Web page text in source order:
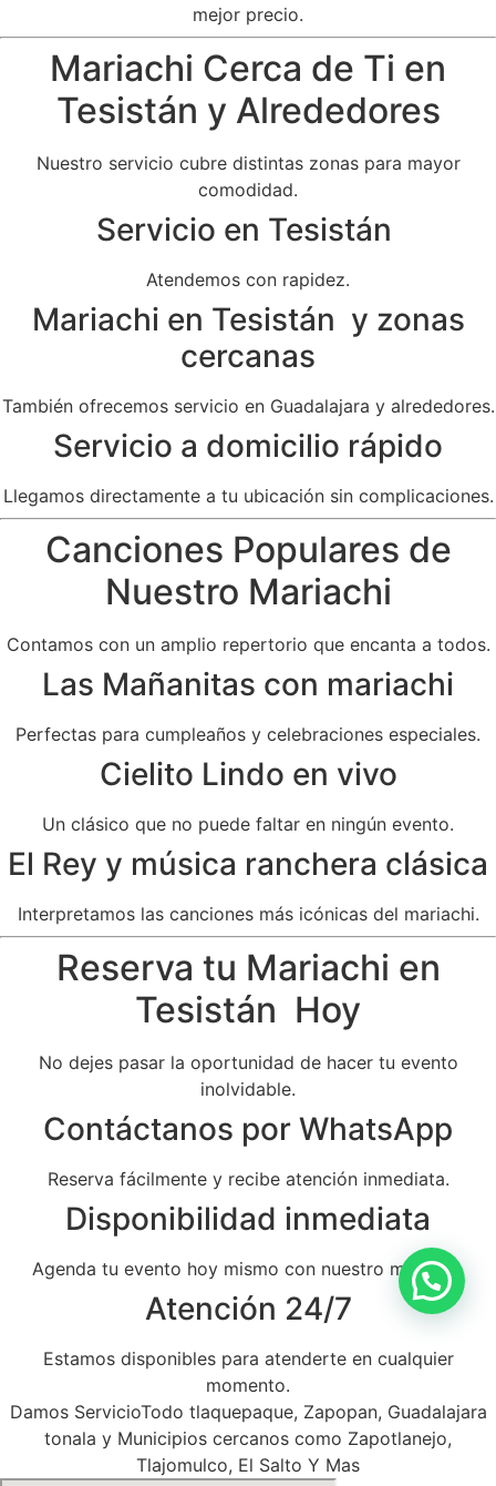
mejor precio.
Mariachi Cerca de Ti en
Tesistán y Alrededores
Nuestro servicio cubre distintas zonas para mayor
comodidad.
Servicio en Tesistán
Atendemos con rapidez.
Mariachi en Tesistán y zonas
cercanas
También ofrecemos servicio en Guadalajara y alrededores.
Servicio a domicilio rápido
Llegamos directamente a tu ubicación sin complicaciones.
Canciones Populares de
Nuestro Mariachi
Contamos con un amplio repertorio que encanta a todos.
Las Mañanitas con mariachi
Perfectas para cumpleaños y celebraciones especiales.
Cielito Lindo en vivo
Un clásico que no puede faltar en ningún evento.
El Rey y música ranchera clásica
Interpretamos las canciones más icónicas del mariachi.
Reserva tu Mariachi en
Tesistán Hoy
No dejes pasar la oportunidad de hacer tu evento
inolvidable.
Contáctanos por WhatsApp
Reserva fácilmente y recibe atención inmediata.
Disponibilidad inmediata
Agenda tu evento hoy mismo con nuestro mariachi.
Atención 24/7
Estamos disponibles para atenderte en cualquier
momento.
Damos ServicioTodo tlaquepaque, Zapopan, Guadalajara
tonala y Municipios cercanos como Zapotlanejo,
Tlajomulco, El Salto Y Mas